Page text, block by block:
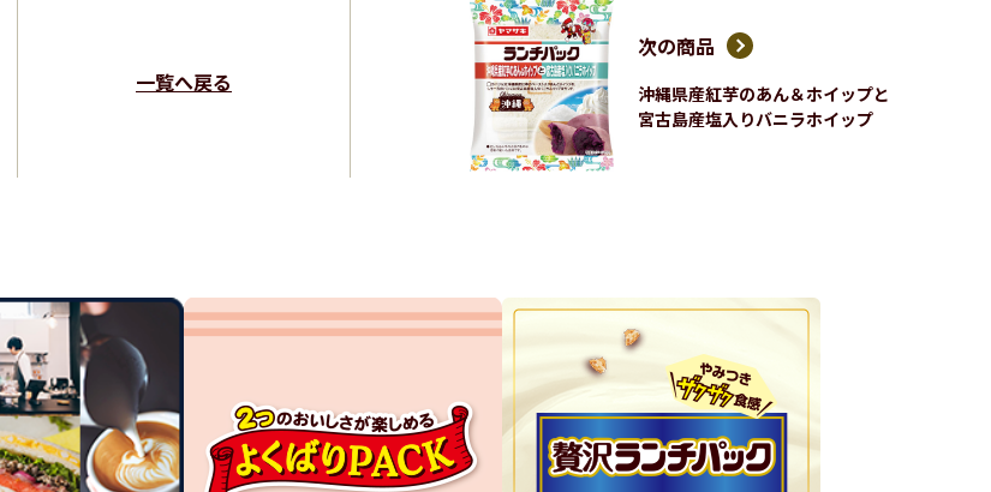
一覧へ戻る
次の商品
沖縄県産紅芋のあん＆ホイップと
宮古島産塩入りバニラホイップ